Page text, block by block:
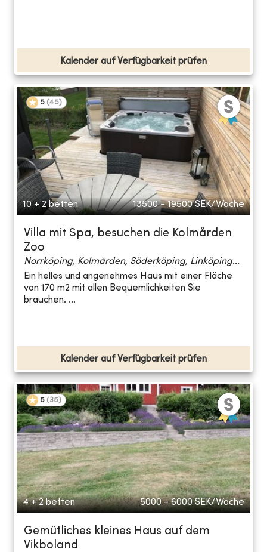
Kalender auf Verfügbarkeit prüfen
5 (45)
10 + 2 betten 13500 - 19500 SEK/Woche
Villa mit Spa, besuchen die Kolmården
Zoo
Norrköping, Kolmården, Söderköping, Linköping...
Ein helles und angenehmes Haus mit einer Fläche
von 170 m2 mit allen Bequemlichkeiten Sie
brauchen. ...
Kalender auf Verfügbarkeit prüfen
5 (35)
4 + 2 betten 5000 - 6000 SEK/Woche
Gemütliches kleines Haus auf dem
Vikboland